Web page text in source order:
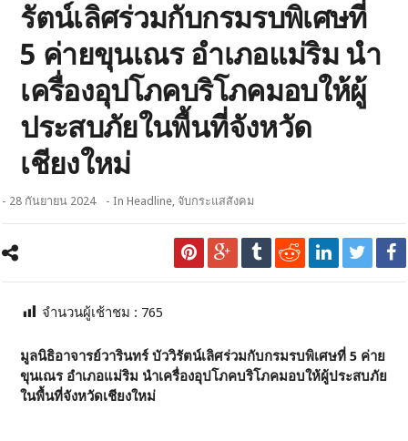
รัตน์เลิศร่วมกับกรมรบพิเศษที่
5 ค่ายขุนเณร อำเภอแม่ริม นำ
เครื่องอุปโภคบริโภคมอบให้ผู้
ประสบภัยในพื้นที่จังหวัด
เชียงใหม่
- 28 กันยายน 2024 - InHeadline, จับกระแสสังคม
จำนวนผู้เช้าชม : 765
มูลนิธิอาจารย์วารินทร์ บัววิรัตน์เลิศร่วมกับกรมรบพิเศษที่ 5 ค่าย
ขุนเณร อำเภอแม่ริม นำเครื่องอุปโภคบริโภคมอบให้ผู้ประสบภัย
ในพื้นที่จังหวัดเชียงใหม่